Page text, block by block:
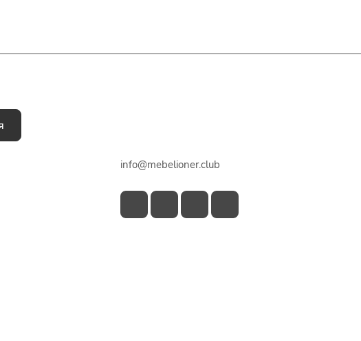
info@mebelioner.club